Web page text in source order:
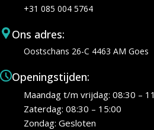
+31 085 004 5764
Ons adres:
Oostschans 26-C 4463 AM Goes
Openingstijden:
Maandag t/m vrijdag: 08:30 –
Zaterdag: 08:30 – 15:00
Zondag: Gesloten